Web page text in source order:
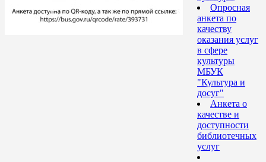
Опросная
анкета по
качеству
оказания услуг
в сфере
культуры
МБУК
"Культура и
досуг"
Анкета о
качестве и
доступности
библиотечных
услуг